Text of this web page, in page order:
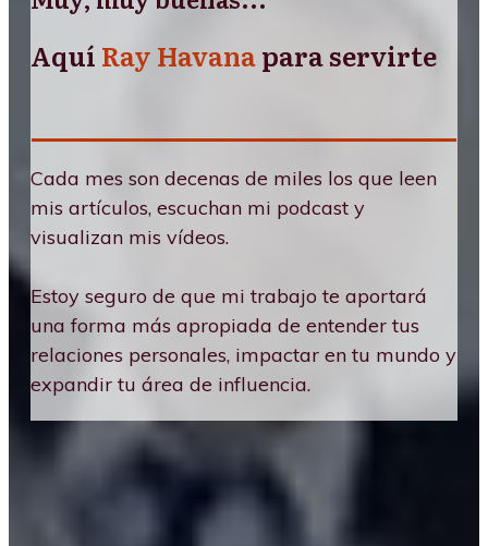
Aquí Ray Havanapara servirte
Cada mes son decenas de miles los que leen
mis artículos, escuchan mi podcast y
visualizan mis vídeos.
Estoy seguro de que mi trabajo te aportará
una forma más apropiada de entender tus
relaciones personales, impactar en tu mundo y
expandir tu área de influencia.